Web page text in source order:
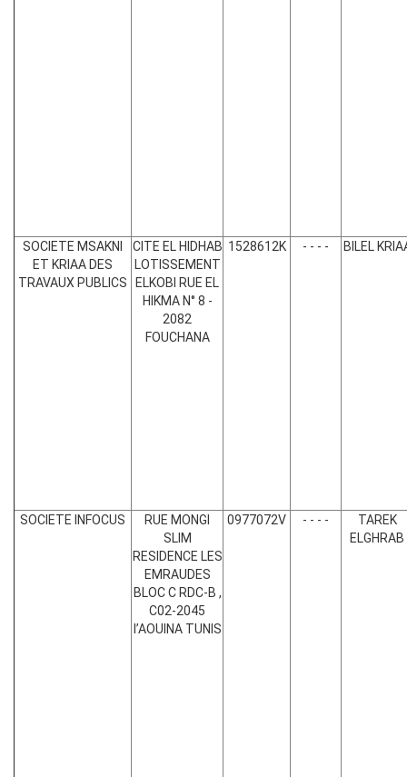
SOCIETE MSAKNI
ET KRIAA DES
TRAVAUX PUBLICS
CITE EL HIDHAB
LOTISSEMENT
ELKOBI RUE EL
HIKMA N° 8 -
2082
FOUCHANA
1528612K - - - - BILEL
SOCIETE INFOCUS
RUE MONGI
SLIM
RESIDENCE LES
EMRAUDES
BLOC C RDC-B ,
C02-2045
l’AOUINA TUNIS
0977072V - - - -
TAREK
ELGHRAB